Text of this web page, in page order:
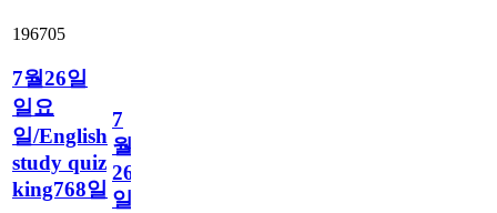
196705
7월26일
일요
일/English
study quiz
king768일
7
월
26
일